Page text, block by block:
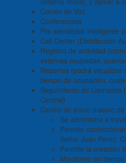
Correo de Voz
Conferencias
Pre atendedor inteligente
Call Center (Distribución
Registro de actividad
externas ocupadas,
Reportes (podrá
tiempo de ocupación,
Seguimiento de Llamadas
Central)
Centro de envío masivo de
Se administra a
Permite
Señor Juan Perez,
Permite la creación
Monitoreo en